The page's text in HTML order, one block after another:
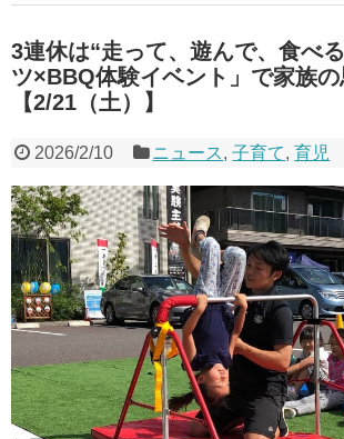
3連休は“走って、遊んで、食べ
ツ×BBQ体験イベント」で家族の
【2/21（土）】
2026/2/10 ニュース,子育て,育児